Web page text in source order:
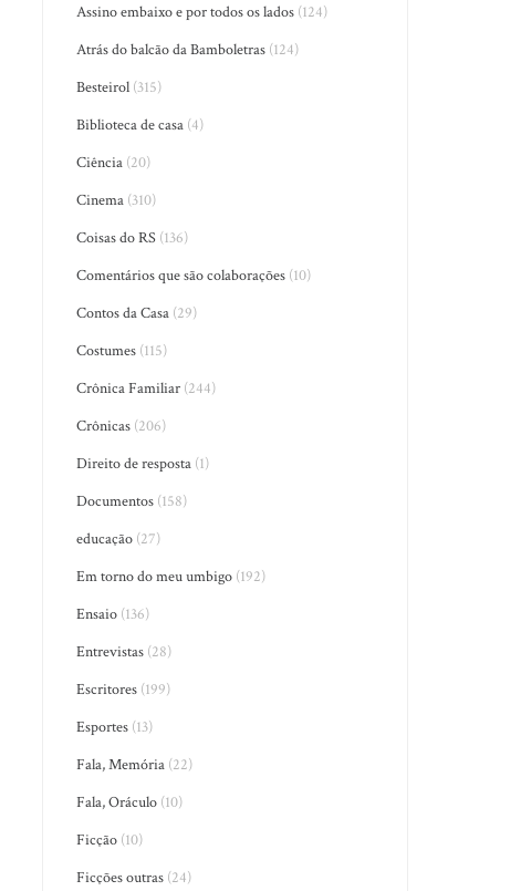
Assino embaixo e por todos os lados (124)
Atrás do balcão da Bamboletras (124)
Besteirol (315)
Biblioteca de casa (4)
Ciência (20)
Cinema (310)
Coisas do RS (136)
Comentários que são colaborações (10)
Contos da Casa (29)
Costumes (115)
Crônica Familiar (244)
Crônicas (206)
Direito de resposta (1)
Documentos (158)
educação (27)
Em torno do meu umbigo (192)
Ensaio (136)
Entrevistas (28)
Escritores (199)
Esportes (13)
Fala, Memória (22)
Fala, Oráculo (10)
Ficção (10)
Ficções outras (24)